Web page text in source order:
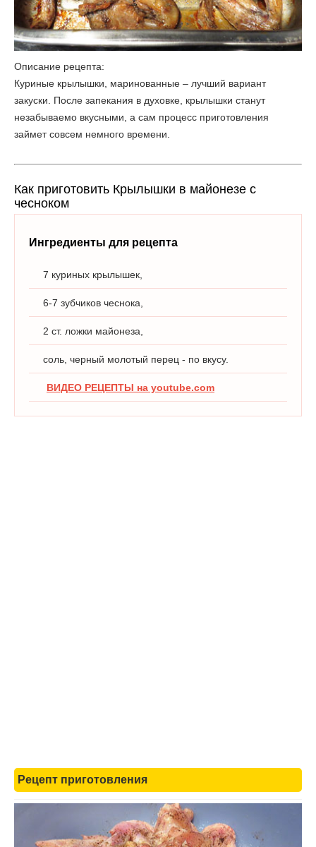
Описание рецепта:
Куриные крылышки, маринованные – лучший вариант
закуски. После запекания в духовке, крылышки станут
незабываемо вкусными, а сам процесс приготовления
займет совсем немного времени.
Как приготовить Крылышки в майонезе с
чесноком
Ингредиенты для рецепта
7 куриных крылышек,
6-7 зубчиков чеснока,
2 ст. ложки майонеза,
соль, черный молотый перец - по вкусу.
ВИДЕО РЕЦЕПТЫ на youtube.com
Рецепт приготовления